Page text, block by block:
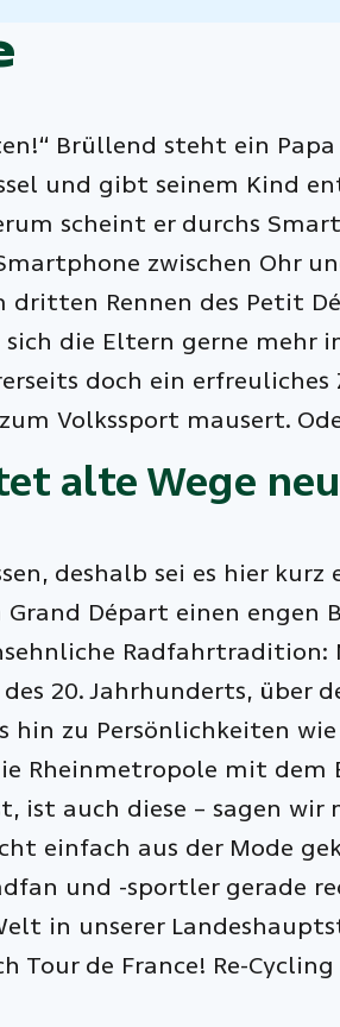
Brüllend steht ein
und gibt seinem Kind
scheint er durchs
zwischen Ohr
dritten Rennen des Petit
die Eltern gerne mehr
doch ein erfreuliches
Volkssport mausert.
alte Wege neu
deshalb sei es hier kurz
Départ einen engen
Radfahrtradition:
20. Jahrhunderts, über
zu Persönlichkeiten wie
Rheinmetropole mit dem
ist auch diese – sagen wir
einfach aus der Mode
und -sportler gerade
in unserer
Tour de France! Re-